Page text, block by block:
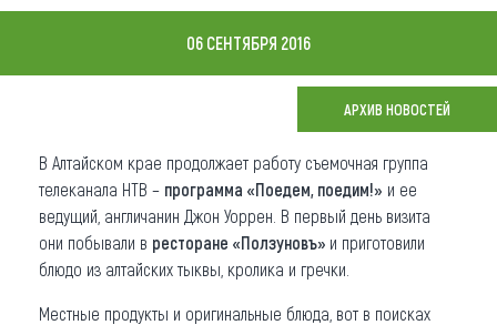
О регионе
Коллекция впечатлений
Другие рубрики
06 СЕНТЯБРЯ 2016
АРХИВ НОВОСТЕЙ
В Алтайском крае продолжает работу съемочная группа
телеканала НТВ – программа «Поедем, поедим!» и ее
ведущий, англичанин Джон Уоррен. В первый день визита
они побывали в ресторане «Ползуновъ» и приготовили
блюдо из алтайских тыквы, кролика и гречки.
Местные продукты и оригинальные блюда, вот в поисках